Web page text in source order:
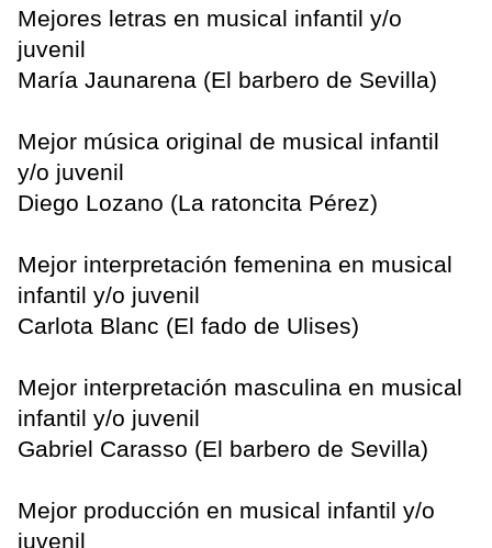
Mejores letras en musical infantil y/o
juvenil
María Jaunarena (El barbero de Sevilla)
Mejor música original de musical infantil
y/o juvenil
Diego Lozano (La ratoncita Pérez)
Mejor interpretación femenina en musical
infantil y/o juvenil
Carlota Blanc (El fado de Ulises)
Mejor interpretación masculina en musical
infantil y/o juvenil
Gabriel Carasso (El barbero de Sevilla)
Mejor producción en musical infantil y/o
juvenil